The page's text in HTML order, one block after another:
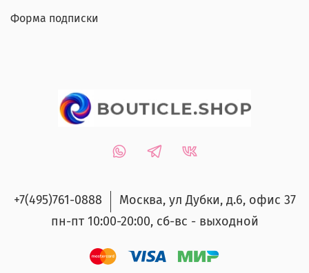
Форма подписки
+7(495)761-0888
Москва, ул Дубки, д.6, офис 37
пн-пт 10:00-20:00, сб-вс - выходной